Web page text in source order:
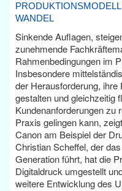
WANDEL
Sinkende Auflagen,
zunehmende
Rahmenbedingungen im
Insbesondere
der Herausforderung,
gestalten und gleichzeitig
Kundenanforderungen zu
Praxis gelingen kann,
Canon am Beispiel der
Christian Scheffel, der
Generation führt, hat die
Digitaldruck umgestellt
weitere Entwicklung des